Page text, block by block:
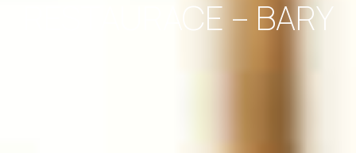
RESTAURACE – BARY